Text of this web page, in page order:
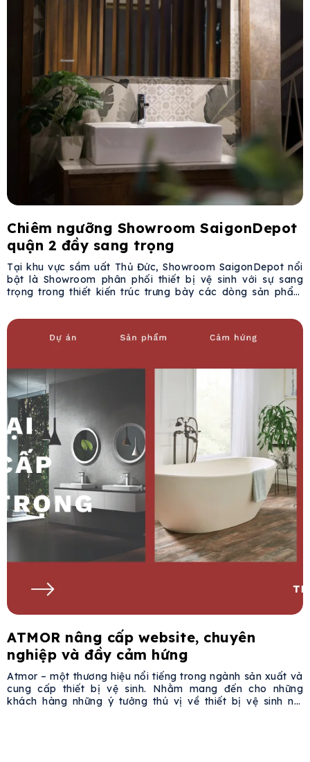
Chiêm ngưỡng Showroom SaigonDepot
quận 2 đầy sang trọng
Tại khu vực sầm uất Thủ Đức, Showroom SaigonDepot nổi
bật là Showroom phân phối thiết bị vệ sinh với sự sang
trọng trong thiết kiến trúc trưng bày các dòng sản phẩm
tế, một bộ sưu tập sản phẩm đa
ATMOR nâng cấp website, chuyên
nghiệp và đầy cảm hứng
Atmor – một thương hiệu nổi tiếng trong ngành sản xuất và
cung cấp thiết bị vệ sinh. Nhằm mang đến cho những
khách hàng những ý tưởng thú vị về thiết bị vệ sinh nói